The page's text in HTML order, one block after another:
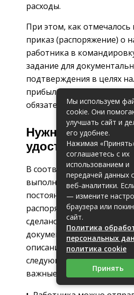
расходы.
При этом, как отмечалось
приказ (распоряжение) о
работника в
задание для
подтверждения в целях
прибыли организаций не
обязательными.
Нужно ли
удостоверение в
В соответствии с п. 3
выполнения сотрудником
постоянного места
распоряжения
сделано в письменной
документе приведено
описание сути и
следующем перечне
важные детали:
Мы используем
cookie. Они
улучшать сайт и
его удобнее.
Нажимая
соглашаетесь с их
использованием и
передачей данных
веб-аналитики.
— измените
браузера или
сайт.
Политика
персональных
политика cookie
Принять